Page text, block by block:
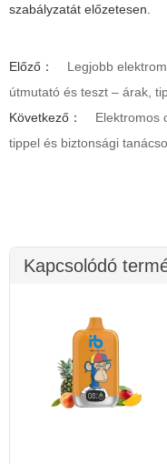
szabályzatát előzetesen.
Előző：
Legjobb
útmutató és teszt – árak,
Következő：
Elektromos
tippel és biztonsági
Kapcsolódó